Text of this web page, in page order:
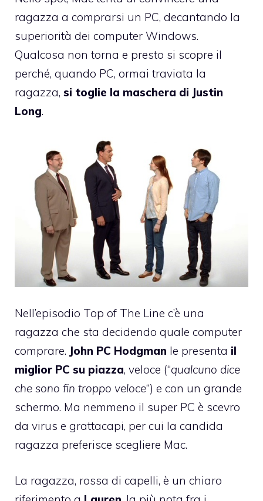
ragazza a comprarsi un PC, decantando la
superiorità dei computer Windows.
Qualcosa non torna e presto si scopre il
perché, quando PC, ormai traviata la
ragazza, si toglie la maschera di Justin
Long.
Nell’episodio Top of The Line c’è una
ragazza che sta decidendo quale computer
comprare. John PC Hodgman le presenta il
miglior PC su piazza, veloce (“qualcuno dice
che sono fin troppo veloce“) e con un grande
schermo. Ma nemmeno il super PC è scevro
da virus e grattacapi, per cui la candida
ragazza preferisce scegliere Mac.
La ragazza, rossa di capelli, è un chiaro